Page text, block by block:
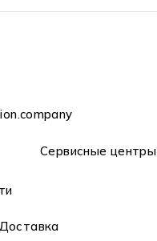
Сервисные центры